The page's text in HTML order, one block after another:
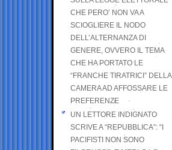
CHE PERO’ NON VA A
SCIOGLIERE IL NODO
DELL’ALTERNANZA DI
GENERE, OVVERO IL TEMA
CHE HA PORTATO LE
“FRANCHE TIRATRICI” DELLA
CAMERA AD AFFOSSARE LE
PREFERENZE
UN LETTORE INDIGNATO
SCRIVE A “REPUBBLICA”: “I
PACIFISTI NON SONO